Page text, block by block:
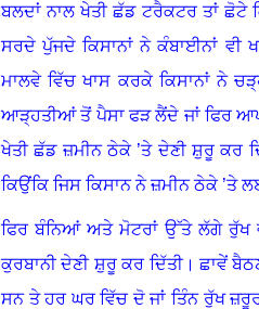
ਬਲਦਾਂ ਨਾਲ ਖੇਤੀ ਛੱਡ ਟਰੈਕਟਰ ਤਾਂ ਛੋਟੇ
ਸਰਦੇ ਪੁੱਜਦੇ ਕਿਸਾਨਾਂ ਨੇ ਕੰਬਾਈਨਾਂ ਵੀ
ਮਾਲਵੇ ਵਿੱਚ ਖਾਸ ਕਰਕੇ ਕਿਸਾਨਾਂ ਨੇ
ਆੜ੍ਹਤੀਆਂ ਤੋਂ ਪੈਸਾ ਫੜ ਲੈਂਦੇ ਜਾਂ ਫਿਰ
ਖੇਤੀ ਛੱਡ ਜ਼ਮੀਨ ਠੇਕੇ ’ਤੇ ਦੇਣੀ ਸ਼ੁਰੂ ਕਰ
ਕਿਉਂਕਿ ਜਿਸ ਕਿਸਾਨ ਨੇ ਜ਼ਮੀਨ ਠੇਕੇ ’ਤੇ
ਫਿਰ ਬੰਨਿਆਂ ਅਤੇ ਮੋਟਰਾਂ ਉੱਤੇ ਲੱਗੇ ਰੁੱਖ
ਕੁਰਬਾਨੀ ਦੇਣੀ ਸ਼ੁਰੂ ਕਰ ਦਿੱਤੀ।ਛਾਵੇਂ
ਸਨ ਤੇ ਹਰ ਘਰ ਵਿੱਚ ਦੋ ਜਾਂ ਤਿੰਨ ਰੁੱਖ